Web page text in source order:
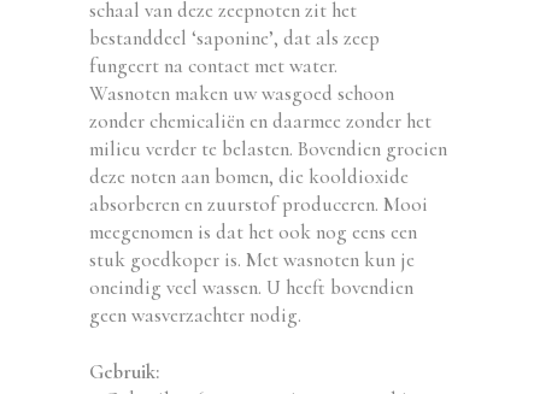
schaal van deze zeepnoten zit het
bestanddeel ‘saponine’, dat als zeep
fungeert na contact met water.
Wasnoten maken uw wasgoed schoon
zonder chemicaliën en daarmee zonder het
milieu verder te belasten. Bovendien groeien
deze noten aan bomen, die kooldioxide
absorberen en zuurstof produceren. Mooi
meegenomen is dat het ook nog eens een
stuk goedkoper is. Met wasnoten kun je
oneindig veel wassen. U heeft bovendien
geen wasverzachter nodig.
Gebruik: